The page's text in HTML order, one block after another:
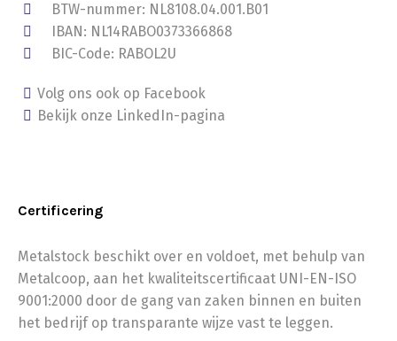
BTW-nummer: NL8108.04.001.B01
IBAN: NL14RABO0373366868
BIC-Code: RABOL2U
Volg ons ook op Facebook
Bekijk onze LinkedIn-pagina
Certificering
Metalstock beschikt over en voldoet, met behulp van
Metalcoop, aan het kwaliteitscertificaat UNI-EN-ISO
9001:2000 door de gang van zaken binnen en buiten
het bedrijf op transparante wijze vast te leggen.